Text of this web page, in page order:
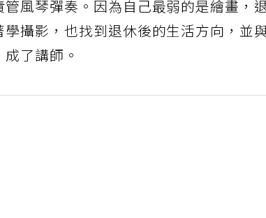
風琴彈奏。因為自己最弱的是繪畫，
攝影，也找到退休後的生活方向，並
了講師。